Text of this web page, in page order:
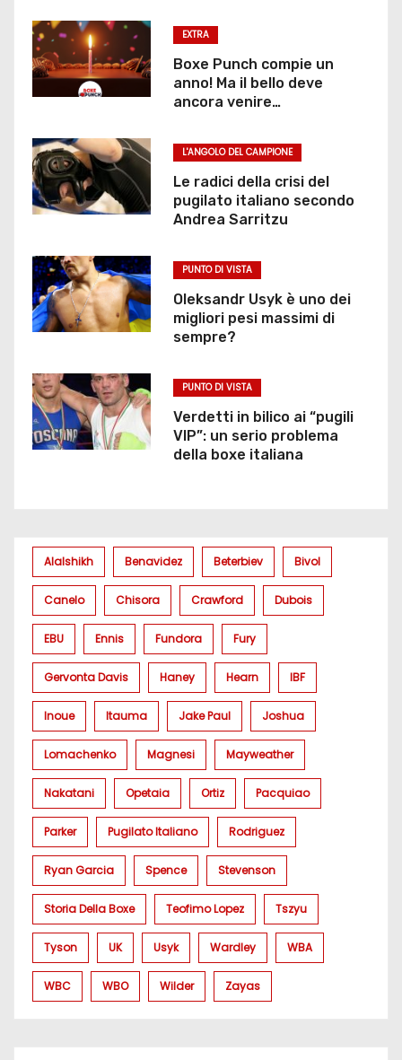
EXTRA
Boxe Punch compie un
anno! Ma il bello deve
ancora venire…
L'ANGOLO DEL CAMPIONE
Le radici della crisi del
pugilato italiano secondo
Andrea Sarritzu
PUNTO DI VISTA
Oleksandr Usyk è uno dei
migliori pesi massimi di
sempre?
PUNTO DI VISTA
Verdetti in bilico ai “pugili
VIP”: un serio problema
della boxe italiana
Alalshikh Benavidez Beterbiev Bivol
Canelo Chisora Crawford Dubois
EBU Ennis Fundora Fury
Gervonta Davis Haney Hearn IBF
Inoue Itauma Jake Paul Joshua
Lomachenko Magnesi Mayweather
Nakatani Opetaia Ortiz Pacquiao
Parker Pugilato Italiano Rodriguez
Ryan Garcia Spence Stevenson
Storia Della Boxe Teofimo Lopez Tszyu
Tyson UK Usyk Wardley WBA
WBC WBO Wilder Zayas